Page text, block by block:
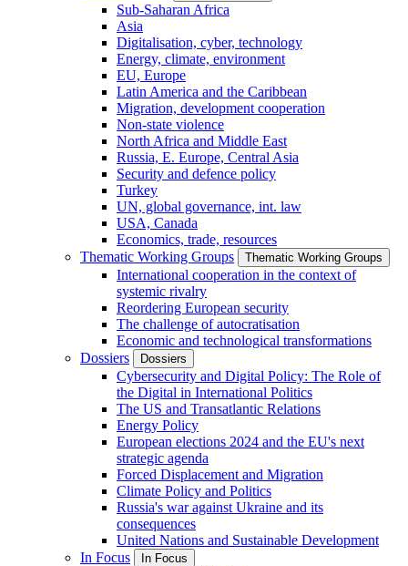
Sub-Saharan Africa
Asia
Digitalisation, cyber, technology
Energy, climate, environment
EU, Europe
Latin America and the Caribbean
Migration, development cooperation
Non-state violence
North Africa and Middle East
Russia, E. Europe, Central Asia
Security and defence policy
Turkey
UN, global governance, int. law
USA, Canada
Economics, trade, resources
Thematic Working Groups
Thematic Working Groups
International cooperation in the context of
systemic rivalry
Reordering European security
The challenge of autocratisation
Economic and technological transformations
Dossiers
Dossiers
Cybersecurity and Digital Policy: The Role of
the Digital in International Politics
The US and Transatlantic Relations
Energy Policy
European elections 2024 and the EU's next
strategic agenda
Forced Displacement and Migration
Climate Policy and Politics
Russia's war against Ukraine and its
consequences
United Nations and Sustainable Development
In Focus
In Focus